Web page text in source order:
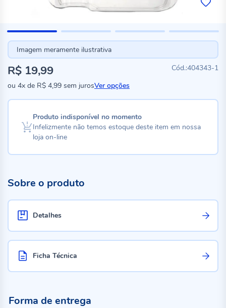
Imagem meramente ilustrativa
404343-1
R$ 19,99
ou 4x de R$ 4,99 sem jurosVer opções
Produto indisponível no momento
Infelizmente não temos estoque deste item em nossa
loja on-line
Sobre o produto
Detalhes
Ficha Técnica
Forma de entrega